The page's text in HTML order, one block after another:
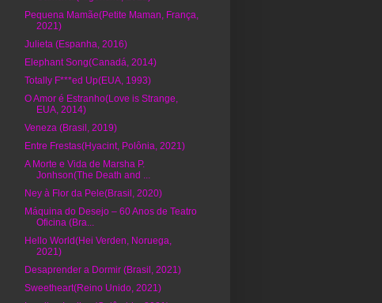
Pequena Mamãe(Petite Maman, França,
2021)
Julieta (Espanha, 2016)
Elephant Song(Canadá, 2014)
Totally F***ed Up(EUA, 1993)
O Amor é Estranho(Love is Strange,
EUA, 2014)
Veneza (Brasil, 2019)
Entre Frestas(Hyacint, Polônia, 2021)
A Morte e Vida de Marsha P.
Jonhson(The Death and ...
Ney à Flor da Pele(Brasil, 2020)
Máquina do Desejo – 60 Anos de Teatro
Oficina (Bra...
Hello World(Hei Verden, Noruega,
2021)
Desaprender a Dormir (Brasil, 2021)
Sweetheart(Reino Unido, 2021)